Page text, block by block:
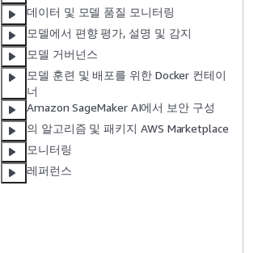
데이터 및 모델 품질 모니터링
모델에서 편향 평가, 설명 및 감지
모델 거버넌스
모델 훈련 및 배포를 위한 Docker 컨테이
너
Amazon SageMaker AI에서 보안 구성
의 알고리즘 및 패키지 AWS Marketplace
모니터링
레퍼런스